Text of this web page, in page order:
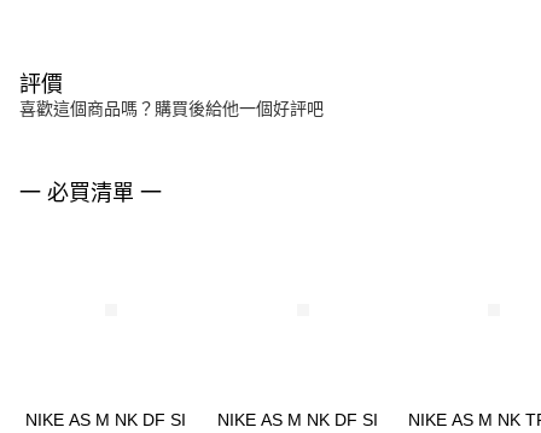
評價
喜歡這個商品嗎？購買後給他一個好評吧
一 必買清單 一
NIKE AS M NK DF SI NIKE AS M NK DF SI NIKE AS M NK